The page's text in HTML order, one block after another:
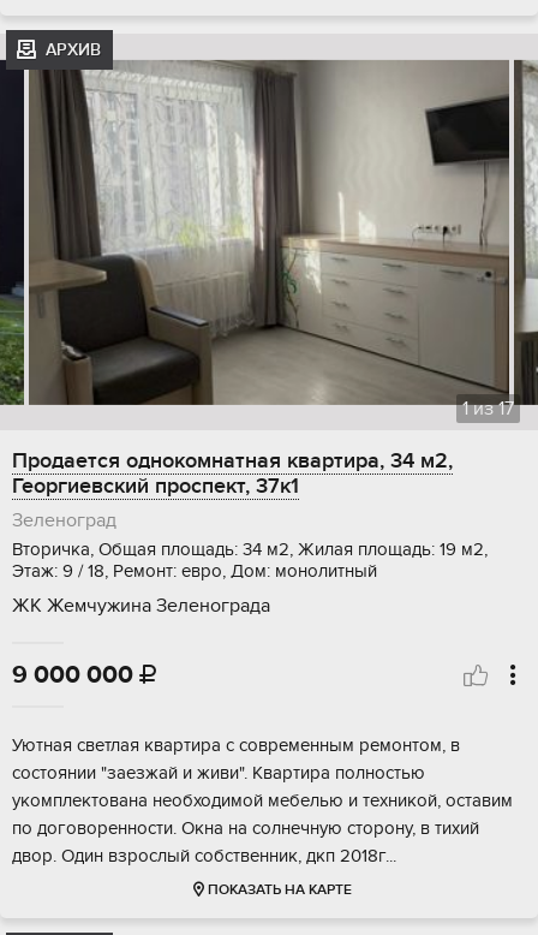
АРХИВ
1из17
Продается однокомнатная квартира, 34 м2,
Георгиевский проспект, 37к1
Зеленоград
Вторичка, Общая площадь: 34 м2, Жилая площадь: 19 м2,
Этаж: 9 / 18, Ремонт: евро, Дом: монолитный
ЖК Жемчужина Зеленограда
9 000 000 
Уютная светлая квартира с современным ремонтом, в
состоянии "заезжай и живи". Квартира полностью
укомплектована необходимой мебелью и техникой, оставим
по договоренности. Окна на солнечную сторону, в тихий
двор. Один взрослый собственник, дкп 2018г...
ПОКАЗАТЬ НА КАРТЕ